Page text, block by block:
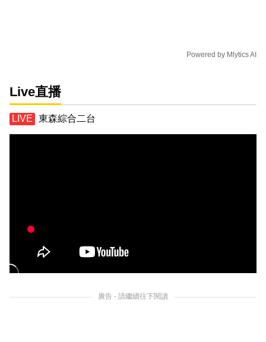
Powered by Mlytics AI
Live直播
東森綜合二台
廣告 - 請繼續往下閱讀